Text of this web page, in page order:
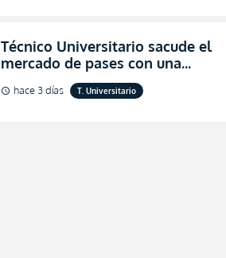
Técnico Universitario sacude el
mercado de pases con una
verdadera revolución para
asegurar la permanencia
schedule hace 3 días T. Universitario